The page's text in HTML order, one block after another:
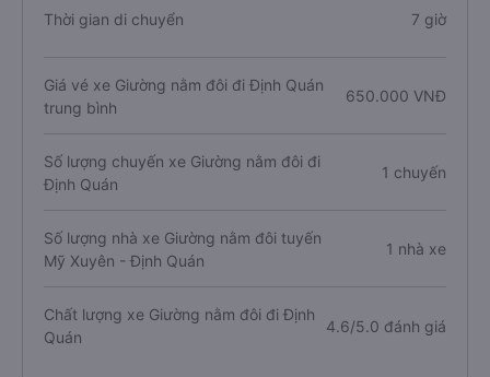
Thời gian di chuyển 7 giờ
Giá vé xe Giường nằm đôi đi Định Quán
trung bình
650.000 VNĐ
Số lượng chuyến xe Giường nằm đôi đi
Định Quán
1 chuyến
Số lượng nhà xe Giường nằm đôi tuyến
Mỹ Xuyên - Định Quán
1 nhà xe
Chất lượng xe Giường nằm đôi đi Định
Quán
4.6/5.0 đánh giá